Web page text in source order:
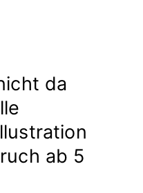
da
ab 5